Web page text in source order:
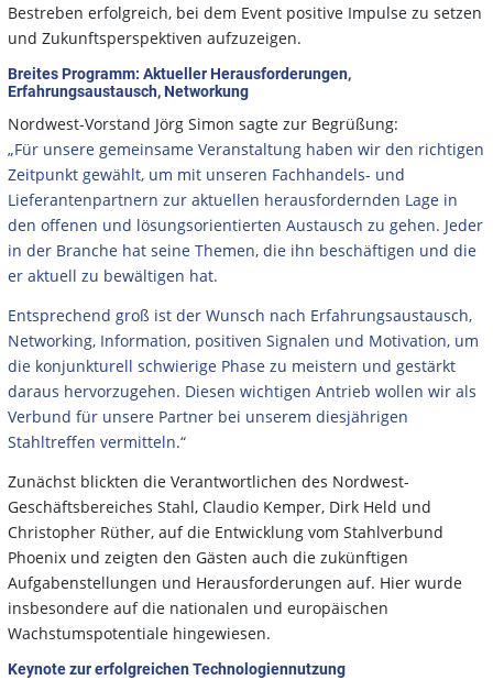
Bestreben erfolgreich, bei dem Event positive Impulse zu setzen
und Zukunftsperspektiven aufzuzeigen.
Breites Programm: Aktueller Herausforderungen,
Erfahrungsaustausch, Networkung
Nordwest-Vorstand Jörg Simon sagte zur Begrüßung:
„Für unsere gemeinsame Veranstaltung haben wir den richtigen
Zeitpunkt gewählt, um mit unseren Fachhandels- und
Lieferantenpartnern zur aktuellen herausfordernden Lage in
den offenen und lösungsorientierten Austausch zu gehen. Jeder
in der Branche hat seine Themen, die ihn beschäftigen und die
er aktuell zu bewältigen hat.
Entsprechend groß ist der Wunsch nach Erfahrungsaustausch,
Networking, Information, positiven Signalen und Motivation, um
die konjunkturell schwierige Phase zu meistern und gestärkt
daraus hervorzugehen. Diesen wichtigen Antrieb wollen wir als
Verbund für unsere Partner bei unserem diesjährigen
Stahltreffen vermitteln.“
Zunächst blickten die Verantwortlichen des Nordwest-
Geschäftsbereiches Stahl, Claudio Kemper, Dirk Held und
Christopher Rüther, auf die Entwicklung vom Stahlverbund
Phoenix und zeigten den Gästen auch die zukünftigen
Aufgabenstellungen und Herausforderungen auf. Hier wurde
insbesondere auf die nationalen und europäischen
Wachstumspotentiale hingewiesen.
Keynote zur erfolgreichen Technologiennutzung